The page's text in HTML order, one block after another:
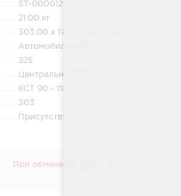
ST-00001278
21.00 кг
303.00 x 174.00 x 218.00 см
Автомобильный
225
Центральный "Kamina" (сбоку)
6СТ 90 - 118 ah
303
Присутствует
При обмене: